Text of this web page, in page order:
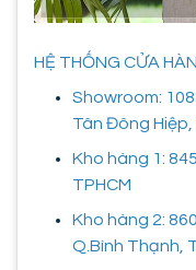
HỆ THỐNG CỬA
Showroom:
Tân Đông Hiệp,
Kho hàng 1:
TPHCM
Kho hàng 2:
Q.Bình Thạnh,